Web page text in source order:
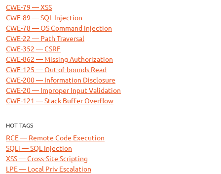
CWE-79 — XSS
CWE-89 — SQL Injection
CWE-78 — OS Command Injection
CWE-22 — Path Traversal
CWE-352 — CSRF
CWE-862 — Missing Authorization
CWE-125 — Out-of-bounds Read
CWE-200 — Information Disclosure
CWE-20 — Improper Input Validation
CWE-121 — Stack Buffer Overflow
HOT TAGS
RCE — Remote Code Execution
SQLi — SQL Injection
XSS — Cross-Site Scripting
LPE — Local Priv Escalation